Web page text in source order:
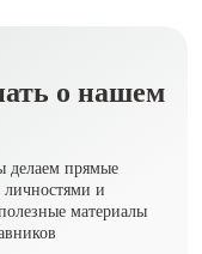
о нашем
делаем прямые
и
материалы